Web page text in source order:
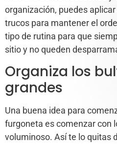
organización, puedes
trucos para mantener el
tipo de rutina para que
sitio y no queden
Organiza los
grandes
Una buena idea para
furgoneta es comenzar con
voluminoso. Así te lo quitas